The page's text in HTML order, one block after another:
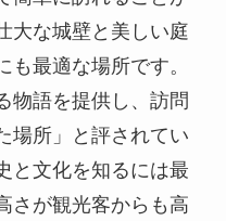
大な城壁と美しい庭
最適な場所です。
物語を提供し、訪問
場所」と評されてい
と文化を知るには最
さが観光客からも高